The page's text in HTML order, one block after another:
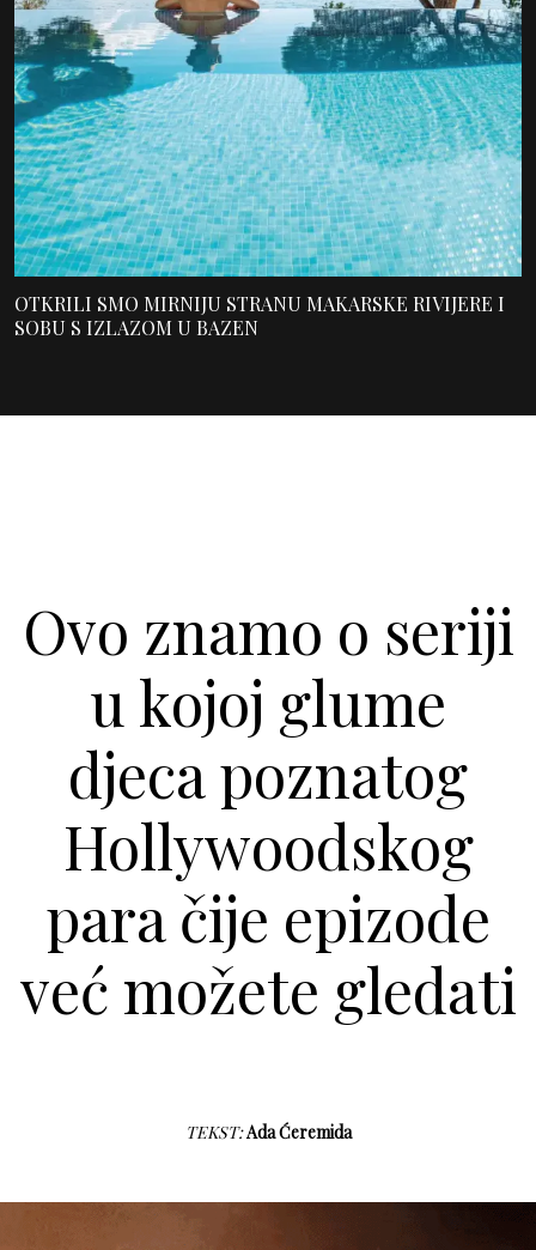
OTKRILI SMO MIRNIJU STRANU MAKARSKE RIVIJERE I
SOBU S IZLAZOM U BAZEN
Ovo znamo o seriji
u kojoj glume
djeca poznatog
Hollywoodskog
para čije epizode
već možete gledati
TEKST:Ada Ćeremida